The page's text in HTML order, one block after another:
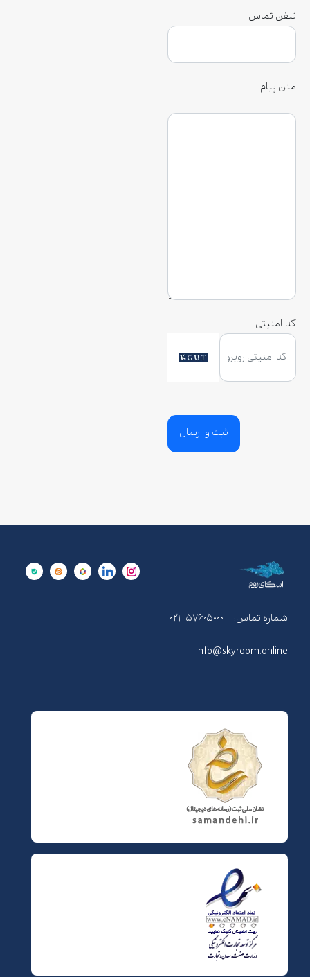
تلفن تماس
متن پیام
کد امنیتی
شماره تماس: ۰۲۱-۵۷۶۰۵۰۰۰
info@skyroom.online